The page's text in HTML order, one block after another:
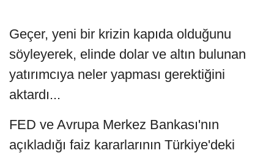
Geçer, yeni bir krizin kapıda olduğunu
söyleyerek, elinde dolar ve altın bulunan
yatırımcıya neler yapması gerektiğini
aktardı...
FED ve Avrupa Merkez Bankası'nın
açıkladığı faiz kararlarının Türkiye'deki